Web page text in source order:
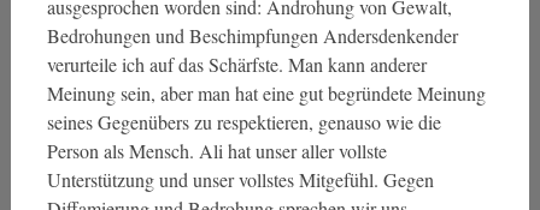
ausgesprochen worden sind: Androhung von Gewalt,
Bedrohungen und Beschimpfungen Andersdenkender
verurteile ich auf das Schärfste. Man kann anderer
Meinung sein, aber man hat eine gut begründete Meinung
seines Gegenübers zu respektieren, genauso wie die
Person als Mensch. Ali hat unser aller vollste
Unterstützung und unser vollstes Mitgefühl. Gegen